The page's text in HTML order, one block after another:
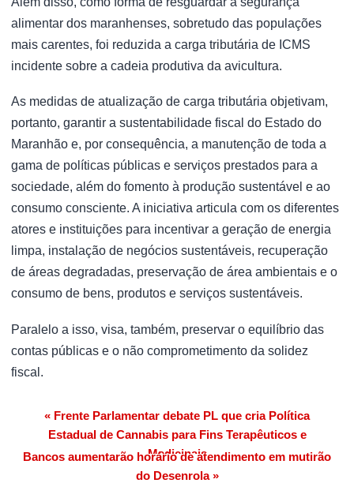
alimentar dos maranhenses, sobretudo das populações
mais carentes, foi reduzida a carga tributária de ICMS
incidente sobre a cadeia produtiva da avicultura.
As medidas de atualização de carga tributária objetivam,
portanto, garantir a sustentabilidade fiscal do Estado do
Maranhão e, por consequência, a manutenção de toda a
gama de políticas públicas e serviços prestados para a
sociedade, além do fomento à produção sustentável e ao
consumo consciente. A iniciativa articula com os diferentes
atores e instituições para incentivar a geração de energia
limpa, instalação de negócios sustentáveis, recuperação
de áreas degradadas, preservação de área ambientais e o
consumo de bens, produtos e serviços sustentáveis.
Paralelo a isso, visa, também, preservar o equilíbrio das
contas públicas e o não comprometimento da solidez
fiscal.
Navegação de Post
« Frente Parlamentar debate PL que cria Política
Estadual de Cannabis para Fins Terapêuticos e
Medicinais
Bancos aumentarão horário de atendimento em mutirão
do Desenrola »